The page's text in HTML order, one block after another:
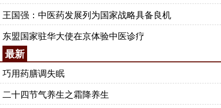
王国强：中医药发展列为国家战略具备良机
东盟国家驻华大使在京体验中医诊疗
最新
巧用药膳调失眠
二十四节气养生之霜降养生